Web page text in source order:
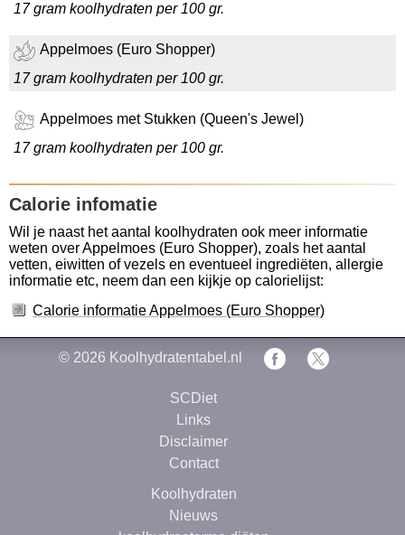
17 gram koolhydraten per 100 gr.
Appelmoes (Euro Shopper)
17 gram koolhydraten per 100 gr.
Appelmoes met Stukken (Queen's Jewel)
17 gram koolhydraten per 100 gr.
Calorie infomatie
Wil je naast het aantal koolhydraten ook meer informatie
weten over Appelmoes (Euro Shopper), zoals het aantal
vetten, eiwitten of vezels en eventueel ingrediëten, allergie
informatie etc, neem dan een kijkje op calorielijst:
Calorie informatie Appelmoes (Euro Shopper)
© 2026 Koolhydratentabel.nl
SCDiet
Links
Disclaimer
Contact
Koolhydraten
Nieuws